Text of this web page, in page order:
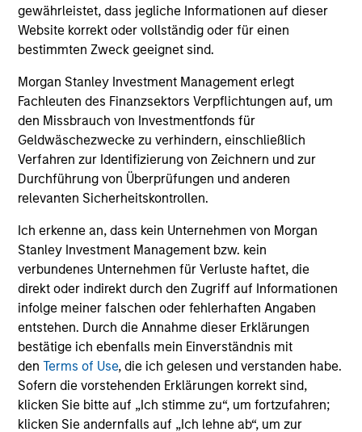
gewährleistet, dass jegliche Informationen auf dieser
Website korrekt oder vollständig oder für einen
bestimmten Zweck geeignet sind.
Morgan Stanley Investment Management erlegt
Fachleuten des Finanzsektors Verpflichtungen auf, um
den Missbrauch von Investmentfonds für
Geldwäschezwecke zu verhindern, einschließlich
Verfahren zur Identifizierung von Zeichnern und zur
Durchführung von Überprüfungen und anderen
relevanten Sicherheitskontrollen.
Ich erkenne an, dass kein Unternehmen von Morgan
Stanley Investment Management bzw. kein
verbundenes Unternehmen für Verluste haftet, die
direkt oder indirekt durch den Zugriff auf Informationen
infolge meiner falschen oder fehlerhaften Angaben
entstehen. Durch die Annahme dieser Erklärungen
bestätige ich ebenfalls mein Einverständnis mit
denTerms of Use, die ich gelesen und verstanden habe.
Sofern die vorstehenden Erklärungen korrekt sind,
klicken Sie bitte auf „Ich stimme zu“, um fortzufahren;
klicken Sie andernfalls auf „Ich lehne ab“, um zur
European Credit Strategy
Invests in a globally diversified portfolio of
high-quality, investment-grade credit from
European issuers.
European Short Maturity Strategy
Invests in a diversified portfolio of high-
quality, euro-denominated, short-dated,
investment-grade credits to manage
duration exposure.
View All
Team Insights